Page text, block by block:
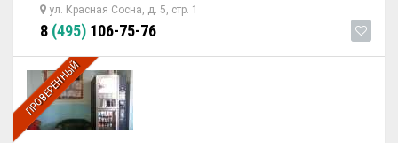
ул. Красная Сосна, д. 5, стр. 1
8 (495) 106-75-76
ПРОВЕРЕННЫЙ